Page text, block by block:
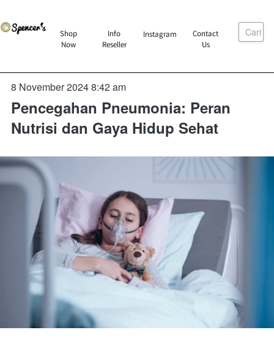
`
Shop
Now
` Info
Reseller
`Instagram `
Contact
Us
Cari
8 November 2024 8:42 am
Pencegahan Pneumonia: Peran
Nutrisi dan Gaya Hidup Sehat